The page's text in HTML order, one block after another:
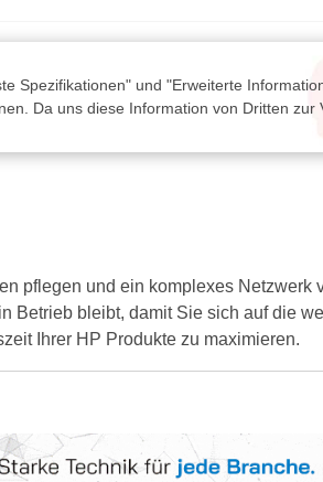
Spezifikationen" und "Erweiterte
Da uns diese Information von Dritten zur
pflegen und ein komplexes Netzwerk
bleibt, damit Sie sich auf die
Ihrer HP Produkte zu maximieren.